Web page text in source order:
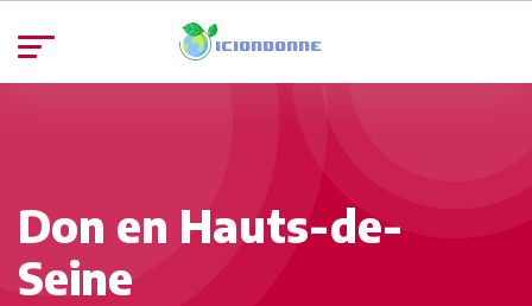
Don en Hauts-de-
Seine